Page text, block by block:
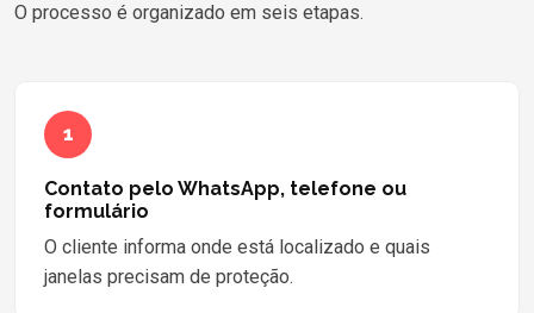
O processo é organizado em seis etapas.
1
Contato pelo WhatsApp, telefone ou
formulário
O cliente informa onde está localizado e quais
janelas precisam de proteção.